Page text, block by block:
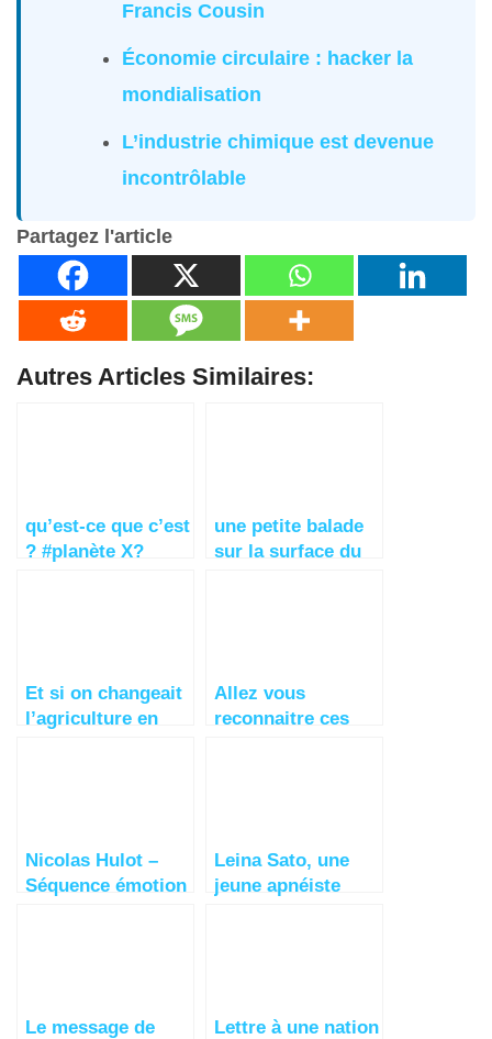
Francis Cousin
Économie circulaire : hacker la
mondialisation
L’industrie chimique est devenue
incontrôlable
Partagez l'article
Autres Articles Similaires:
qu’est-ce que c’est
? #planète X?
une petite balade
sur la surface du
Et si on changeait
l’agriculture en
Allez vous
reconnaitre ces
Nicolas Hulot –
Séquence émotion
Leina Sato, une
jeune apnéiste
Le message de
Lettre à une nation